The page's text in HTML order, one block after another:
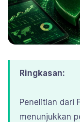
Ringkasan:
Penelitian dari
menunjukkan